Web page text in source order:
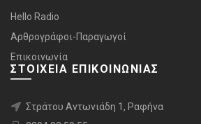
Hello Radio
Αρθρογράφοι-Παραγωγοί
Επικοινωνία
ΣΤΟΙΧΕΙΑ ΕΠΙΚΟΙΝΩΝΙΑΣ
Στράτου Αντωνιάδη 1, Ραφήνα